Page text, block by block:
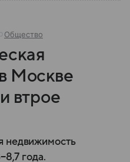
Общество
Москве
втрое
недвижимость
года.